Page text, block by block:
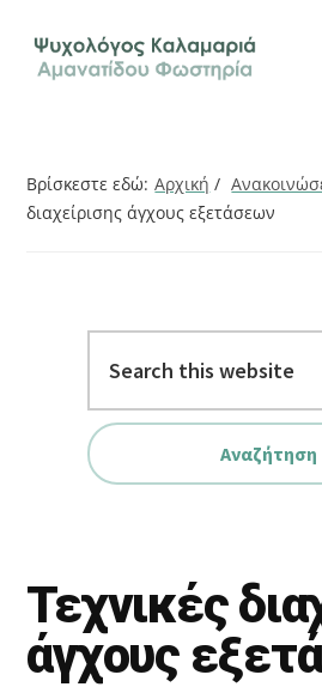
primary
footer
menu
Ψυχολόγος
στην
ειδικός
στη
συνεδρίες
Βρίσκεστε εδώ: Αρχική /
διαχείρισης άγχους εξετάσεων
website
Τεχνικές
άγχους